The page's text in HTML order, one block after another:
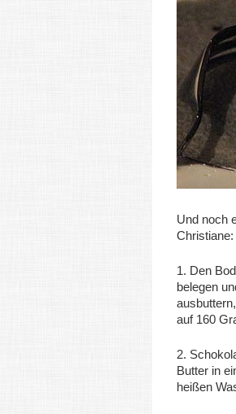
Und noch
1. Den
belegen
auf 160
2.
Butter in
heißen